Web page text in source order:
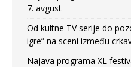
7. avgust
Od kultne TV serije do
igre” na sceni između
Najava programa XL